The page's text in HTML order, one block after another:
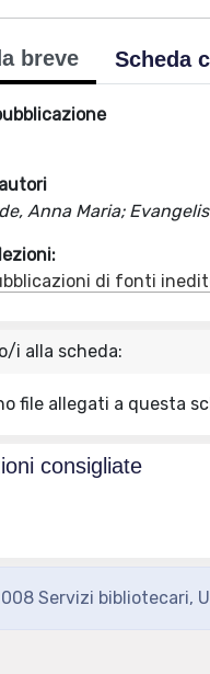
breve Scheda
Anna Maria;
di fonti
i alla scheda:
file allegati a questa
consigliate
Servizi bibliotecari,